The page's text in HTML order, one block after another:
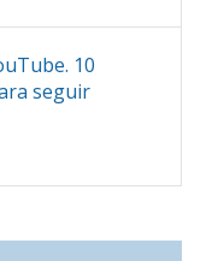
10
seguir